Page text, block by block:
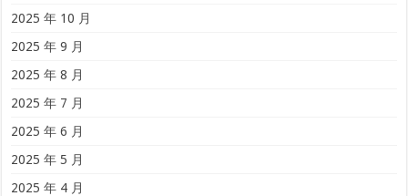
2025 年 10 月
2025 年 9 月
2025 年 8 月
2025 年 7 月
2025 年 6 月
2025 年 5 月
2025 年 4 月